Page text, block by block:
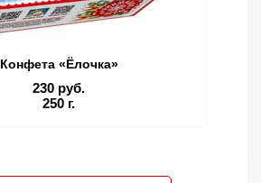
Конфета «Ёлочка»
230 руб.
250 г.